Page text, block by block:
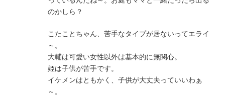
のかしら？
こたことちゃん、苦手なタイプが居ないってエライ
～。
大輔は可愛い女性以外は基本的に無関心。
姫は子供が苦手です。
イケメンはともかく、子供が大丈夫っていいわぁ
～。